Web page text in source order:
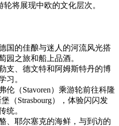
将展现中欧的文化层次。
国的佳酿与迷人的河流风光搭
园之旅和船上品酒。
支、德文特和阿姆斯特丹的博
习。
伦（Stavoren）乘游轮前往科隆
堡（Strasbourg），体验闪闪发
统。
、耶尔塞克的海鲜，与到访的